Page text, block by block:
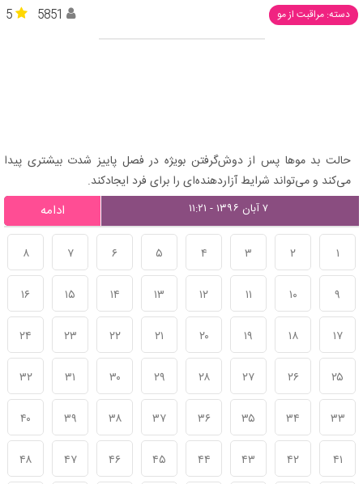
دسته: مراقبت از مو 5 5851
حالت بد موها پس از دوش‌گرفتن بویژه در فصل پاییز شدت بیشتری پیدا
می‌کند و می‌تواند شرایط آزاردهنده‌ای را برای فرد ایجادکند.
۷ آبان ۱۳۹۶ - ۱۱:۲۱ ادامه
۱ ۲ ۳ ۴ ۵ ۶ ۷ ۸
۹ ۱۰ ۱۱ ۱۲ ۱۳ ۱۴ ۱۵ ۱۶
۱۷ ۱۸ ۱۹ ۲۰ ۲۱ ۲۲ ۲۳ ۲۴
۲۵ ۲۶ ۲۷ ۲۸ ۲۹ ۳۰ ۳۱ ۳۲
۳۳ ۳۴ ۳۵ ۳۶ ۳۷ ۳۸ ۳۹ ۴۰
۴۱ ۴۲ ۴۳ ۴۴ ۴۵ ۴۶ ۴۷ ۴۸